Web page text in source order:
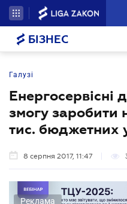
БІЗНЕС
Галузі
Енергосервісні
змогу заробити
тис. бюджетних
8 серпня 2017, 11:47
Реклама